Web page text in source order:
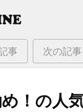
事 次の記事
！の​人